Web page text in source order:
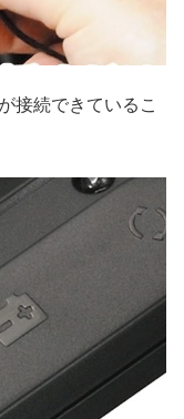
接続できているこ